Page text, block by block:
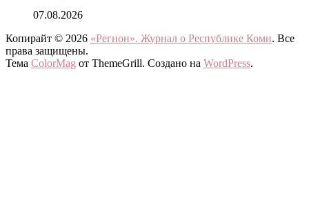
07.08.2026
Копирайт © 2026 «Регион». Журнал о Республике Коми. Все
права защищены.
Тема ColorMag от ThemeGrill. Создано на WordPress.